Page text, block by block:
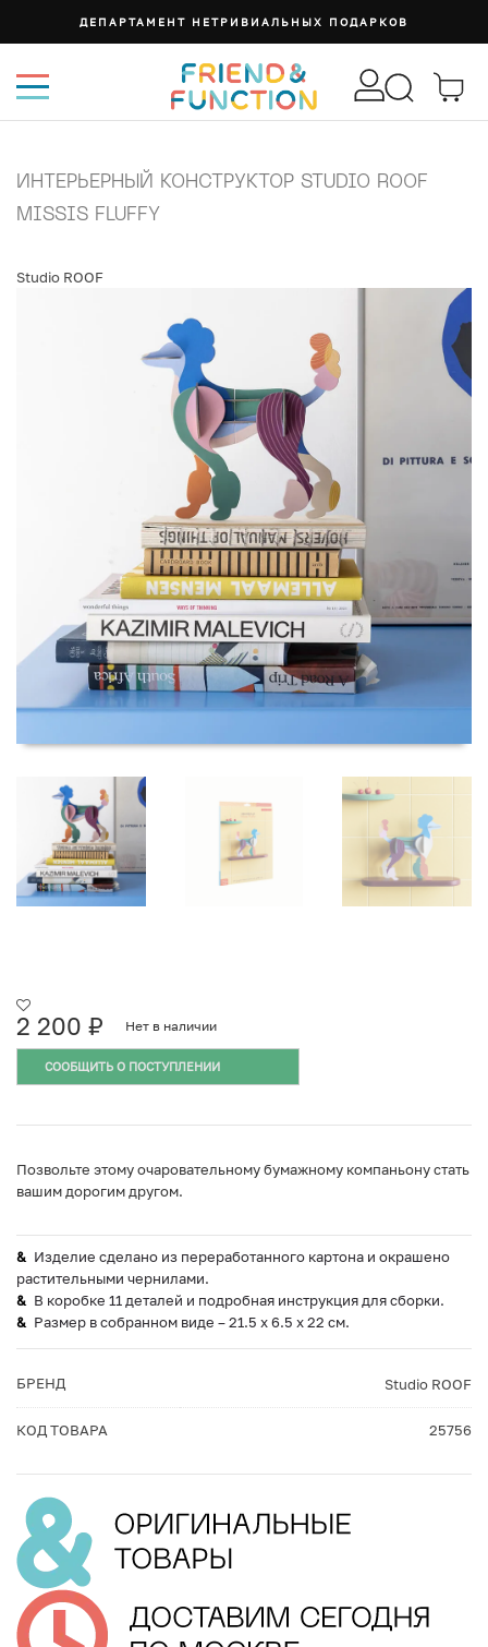
ДЕПАРТАМЕНТ НЕТРИВИАЛЬНЫХ ПОДАРКОВ
ИНТЕРЬЕРНЫЙ КОНСТРУКТОР STUDIO ROOF
MISSIS FLUFFY
Studio ROOF
2 200 ₽ Нет в наличии
СООБЩИТЬ О ПОСТУПЛЕНИИ
Позвольте этому очаровательному бумажному компаньону стать
вашим дорогим другом.
Изделие сделано из переработанного картона и окрашено
растительными чернилами.
В коробке 11 деталей и подробная инструкция для сборки.
Размер в собранном виде – 21.5 x 6.5 x 22 см.
БРЕНД Studio ROOF
КОД ТОВАРА 25756